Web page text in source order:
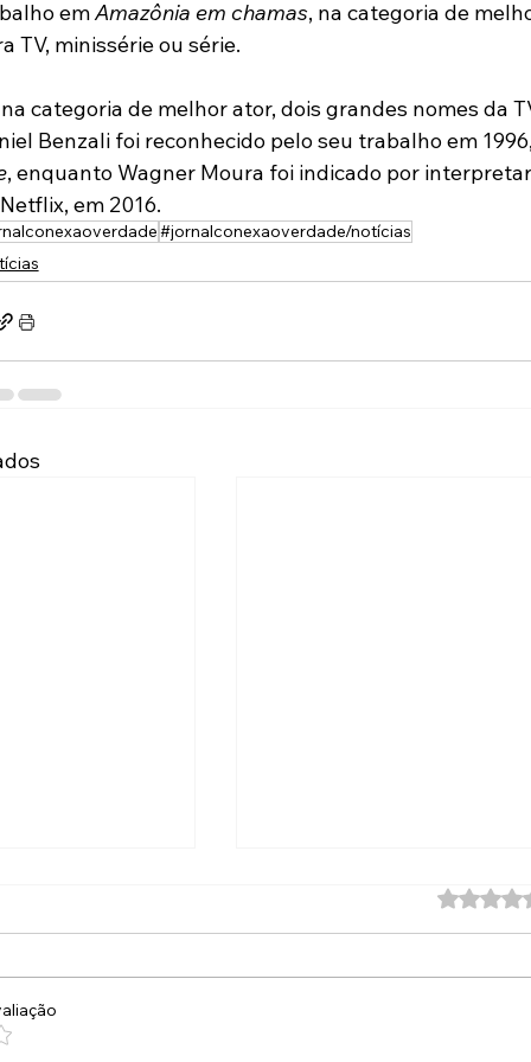
em Amazônia em chamas, na categoria de
TV, minissérie ou série.
categoria de melhor ator, dois grandes nomes da
Benzali foi reconhecido pelo seu trabalho em
, enquanto Wagner Moura foi indicado por
em 2016.
#jornalconexaoverdade/notícias
Avaliado